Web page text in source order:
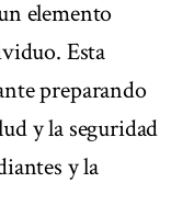
elemento
Esta
preparando
y la seguridad
y la